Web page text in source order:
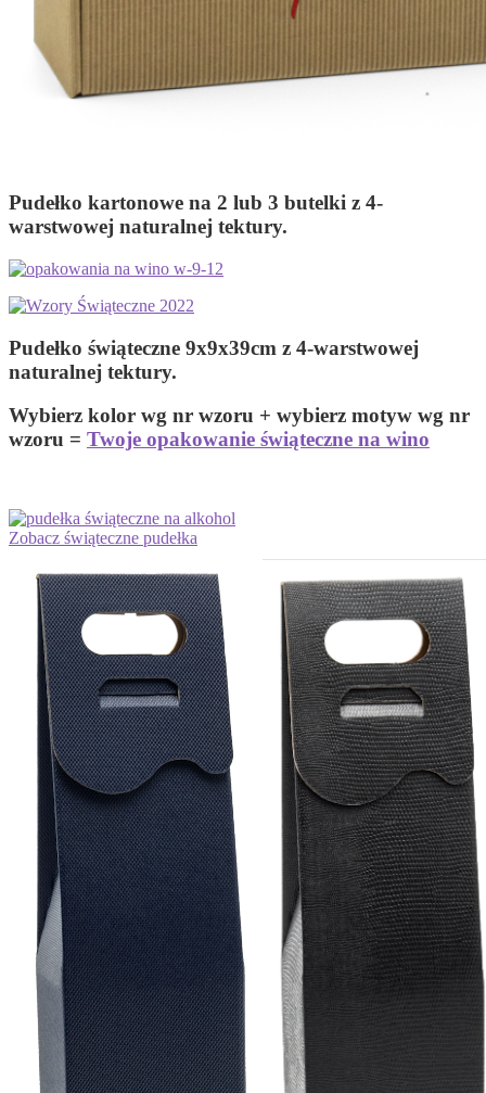
Pudełko kartonowe na 2 lub 3 butelki z 4-
warstwowej naturalnej tektury.
Pudełko świąteczne 9x9x39cm z 4-warstwowej
naturalnej tektury.
Wybierz kolor wg nr wzoru + wybierz motyw wg nr
wzoru = Twoje opakowanie świąteczne na wino
Zobacz świąteczne pudełka